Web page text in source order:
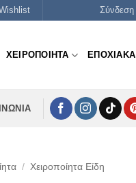
Σύνδεση
ΧΕΙΡΟΠΟΙΗΤΑ ΕΠΟΧΙΑΚΑ
/ Χειροποίητα Είδη